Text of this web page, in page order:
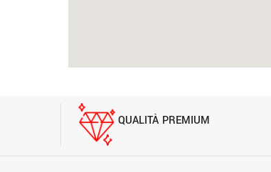
QUALITÀ PREMIUM